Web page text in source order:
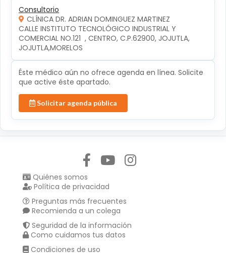
Consultorio
CLÍNICA DR. ADRIAN DOMINGUEZ MARTINEZ
CALLE INSTITUTO TECNOLÓGICO INDUSTRIAL Y
COMERCIAL NO.121  , CENTRO, C.P.62900, JOJUTLA,
JOJUTLA,MORELOS
Éste médico aún no ofrece agenda en línea. Solicite
que active éste apartado.
Solicitar agenda pública
Quiénes somos
Política de privacidad
Preguntas más frecuentes
Recomienda a un colega
Seguridad de la información
Como cuidamos tus datos
Condiciones de uso